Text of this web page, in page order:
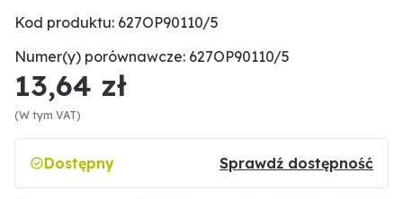
Kod produktu: 627OP90110/5
Numer(y) porównawcze: 627OP90110/5
13,64 zł
(W tym VAT)
Dostępny Sprawdź dostępność